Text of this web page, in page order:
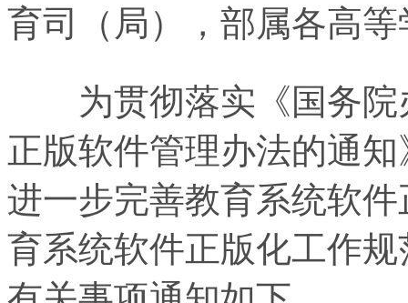
育司（局），部属各高
为贯彻落实《国务院
正版软件管理办法的通
进一步完善教育系统软
育系统软件正版化工作